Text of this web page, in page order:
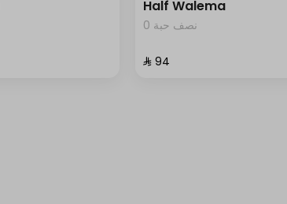
Half Walema
0 نصف حبة
⁨⁦‪‬ 94⁩